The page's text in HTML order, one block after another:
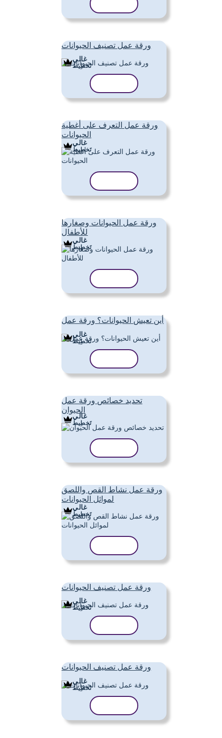
ورقة عمل تصنيف الحيوانات
غالي
تَخطِيط
ورقة عمل التعرف على أغطية
الحيوانات
غالي
تَخطِيط
ورقة عمل الحيوانات وصغارها
للأطفال
غالي
تَخطِيط
أين تعيش الحيوانات؟ ورقة عمل
غالي
تَخطِيط
تحديد خصائص ورقة عمل
الحيوان
غالي
تَخطِيط
ورقة عمل نشاط القص واللصق
لموائل الحيوانات
غالي
تَخطِيط
ورقة عمل تصنيف الحيوانات
غالي
تَخطِيط
ورقة عمل تصنيف الحيوانات
غالي
تَخطِيط